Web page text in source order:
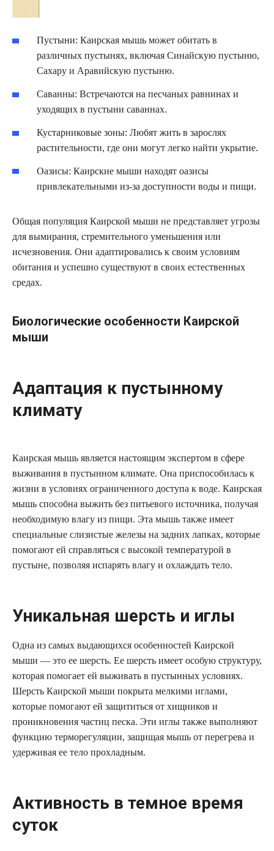
Пустыни: Каирская мышь может обитать в
различных пустынях, включая Синайскую пустыню,
Сахару и Аравийскую пустыню.
Саванны: Встречаются на песчаных равнинах и
уходящих в пустыни саваннах.
Кустарниковые зоны: Любят жить в зарослях
растительности, где они могут легко найти укрытие.
Оазисы: Каирские мыши находят оазисы
привлекательными из-за доступности воды и пищи.
Общая популяция Каирской мыши не представляет угрозы
для вымирания, стремительного уменьшения или
исчезновения. Они адаптировались к своим условиям
обитания и успешно существуют в своих естественных
средах.
Биологические особенности Каирской
мыши
Адаптация к пустынному
климату
Каирская мышь является настоящим экспертом в сфере
выживания в пустынном климате. Она приспособилась к
жизни в условиях ограниченного доступа к воде. Каирская
мышь способна выжить без питьевого источника, получая
необходимую влагу из пищи. Эта мышь также имеет
специальные слизистые железы на задних лапках, которые
помогают ей справляться с высокой температурой в
пустыне, позволяя испарять влагу и охлаждать тело.
Уникальная шерсть и иглы
Одна из самых выдающихся особенностей Каирской
мыши — это ее шерсть. Ее шерсть имеет особую структуру,
которая помогает ей выживать в пустынных условиях.
Шерсть Каирской мыши покрыта мелкими иглами,
которые помогают ей защититься от хищников и
проникновения частиц песка. Эти иглы также выполняют
функцию терморегуляции, защищая мышь от перегрева и
удерживая ее тело прохладным.
Активность в темное время
суток